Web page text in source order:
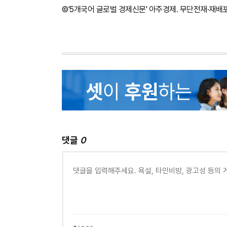
©'5개국어 글로벌 경제신문' 아주경제. 무단전재·재배
댓글 0